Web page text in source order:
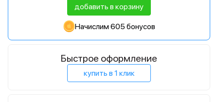
добавить в корзину
Начислим 605 бонусов
Быстрое оформление
купить в 1 клик